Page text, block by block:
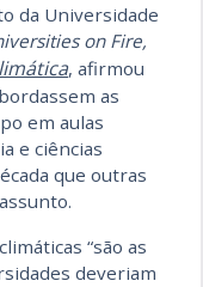
da Universidade
on Fire,
, afirmou
as
em aulas
e ciências
que outras
“são as
deveriam